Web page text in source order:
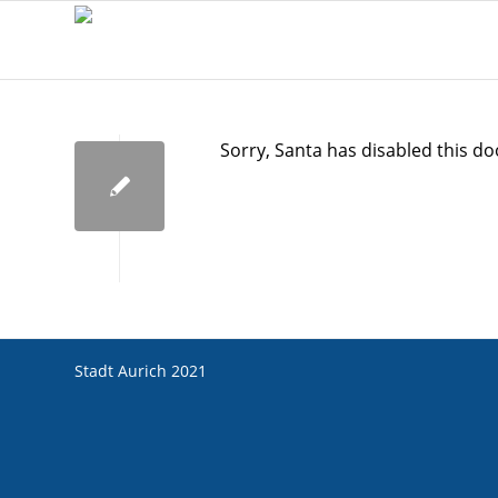
Sorry, Santa has disabled this
Stadt Aurich 2021